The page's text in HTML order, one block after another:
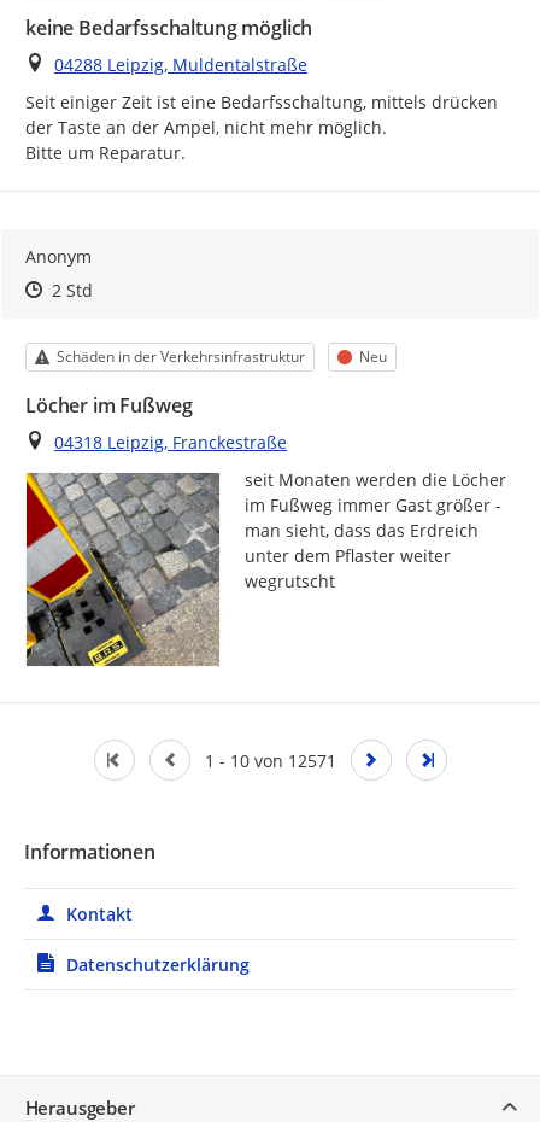
keine Bedarfsschaltung möglich
Ort
04288 Leipzig, Muldentalstraße
Seit einiger Zeit ist eine Bedarfsschaltung, mittels drücken
der Taste an der Ampel, nicht mehr möglich.
Bitte um Reparatur.
Anonym
Zeitpunkt des Erstellens
Zeitpunkt des Erstellens
2 StdZur Äußerung
Kategorie
Schäden in der Verkehrsinfrastruktur Status
Neu
Löcher im Fußweg
Ort
04318 Leipzig, Franckestraße
seit Monaten werden die Löcher
im Fußweg immer Gast größer -
man sieht, dass das Erdreich
unter dem Pflaster weiter
wegrutscht
1 - 10 von 12571
Informationen
Kontakt
Datenschutzerklärung
Herausgeber